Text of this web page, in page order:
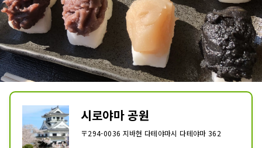
시로야마 공원
〒294-0036 지바현 다테야마시 다테야마 362